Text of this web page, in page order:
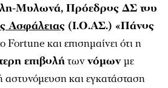
Μυλωνά, Πρόεδρος ΔΣ του
Ασφάλειας (Ι.Ο.ΑΣ.) «Πάνος
Fortune και επισημαίνει ότι η
επιβολήτωννόμωνμε
και εγκατάσταση